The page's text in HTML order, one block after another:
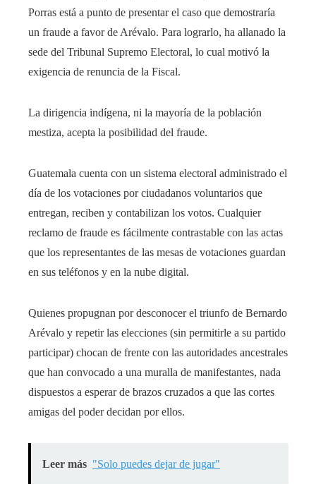
Porras está a punto de presentar el caso que demostraría
un fraude a favor de Arévalo. Para lograrlo, ha allanado la
sede del Tribunal Supremo Electoral, lo cual motivó la
exigencia de renuncia de la Fiscal.
La dirigencia indígena, ni la mayoría de la población
mestiza, acepta la posibilidad del fraude.
Guatemala cuenta con un sistema electoral administrado el
día de los votaciones por ciudadanos voluntarios que
entregan, reciben y contabilizan los votos. Cualquier
reclamo de fraude es fácilmente contrastable con las actas
que los representantes de las mesas de votaciones guardan
en sus teléfonos y en la nube digital.
Quienes propugnan por desconocer el triunfo de Bernardo
Arévalo y repetir las elecciones (sin permitirle a su partido
participar) chocan de frente con las autoridades ancestrales
que han convocado a una muralla de manifestantes, nada
dispuestos a esperar de brazos cruzados a que las cortes
amigas del poder decidan por ellos.
Leer más "Solo puedes dejar de jugar"